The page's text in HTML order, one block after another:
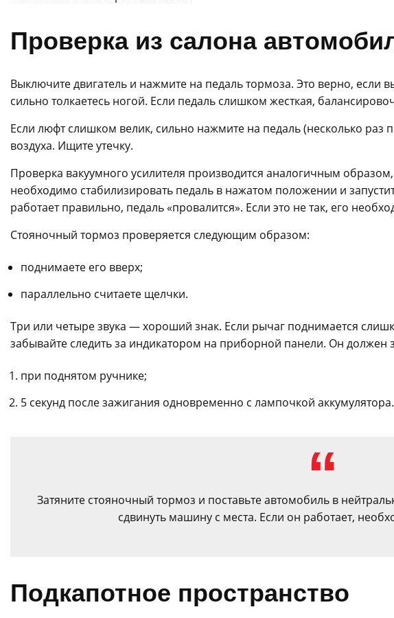
Проверка из салона
Выключите двигатель и нажмите на педаль тормоза. Это верно, если
сильно толкаетесь ногой. Если педаль слишком жесткая,
Если люфт слишком велик, сильно нажмите на педаль (несколько раз
воздуха. Ищите утечку.
Проверка вакуумного усилителя производится аналогичным
необходимо стабилизировать педаль в нажатом положении и
работает правильно, педаль «провалится». Если это не так, его
Стояночный тормоз проверяется следующим образом:
поднимаете его вверх;
параллельно считаете щелчки.
Три или четыре звука — хороший знак. Если рычаг поднимается
забывайте следить за индикатором на приборной панели. Он должен
при поднятом ручнике;
5 секунд после зажигания одновременно с лампочкой аккумулятора.
Затяните стояночный тормоз и поставьте автомобиль в
сдвинуть машину с места. Если он работает,
Подкапотное пространство